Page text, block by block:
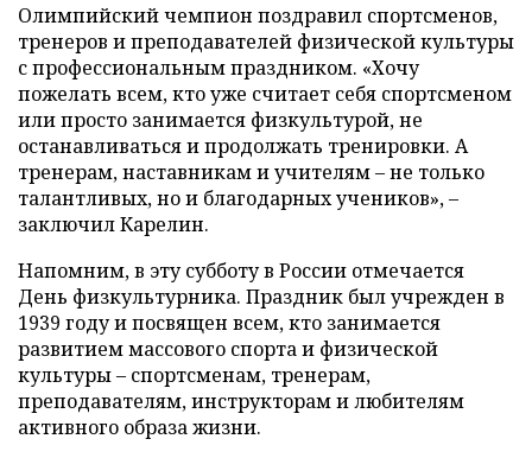
Олимпийский чемпион поздравил спортсменов,
тренеров и преподавателей физической культуры
с профессиональным праздником. «Хочу
пожелать всем, кто уже считает себя спортсменом
или просто занимается физкультурой, не
останавливаться и продолжать тренировки. А
тренерам, наставникам и учителям – не только
талантливых, но и благодарных учеников», –
заключил Карелин.
Напомним, в эту субботу в России отмечается
День физкультурника. Праздник был учрежден в
1939 году и посвящен всем, кто занимается
развитием массового спорта и физической
культуры – спортсменам, тренерам,
преподавателям, инструкторам и любителям
активного образа жизни.